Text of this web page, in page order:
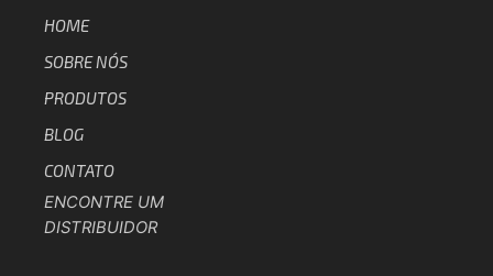
HOME
SOBRE NÓS
PRODUTOS
BLOG
CONTATO
ENCONTRE UM
DISTRIBUIDOR